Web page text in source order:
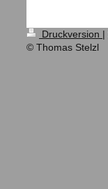
Druckversion |
© Thomas Stelzl